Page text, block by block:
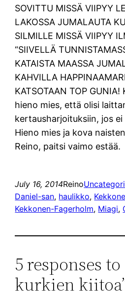
SOVITTU MISSÄ VIIPYY
LAKOSSA JUMALAUTA
SILMILLE MISSÄ VIIPYY
“SIIVELLÄ
KATAISTA MAASSA
KAHVILLA
KATSOTAAN TOP
hieno mies, että olisi
kertausharjoituksiin, jos
Hieno mies ja kova
Reino, paitsi vaimo estää.
July 16, 2014Reino
Daniel-san, haulikko,
Kekkonen-Fagerholm, Miagi,
5 responses
kurkien